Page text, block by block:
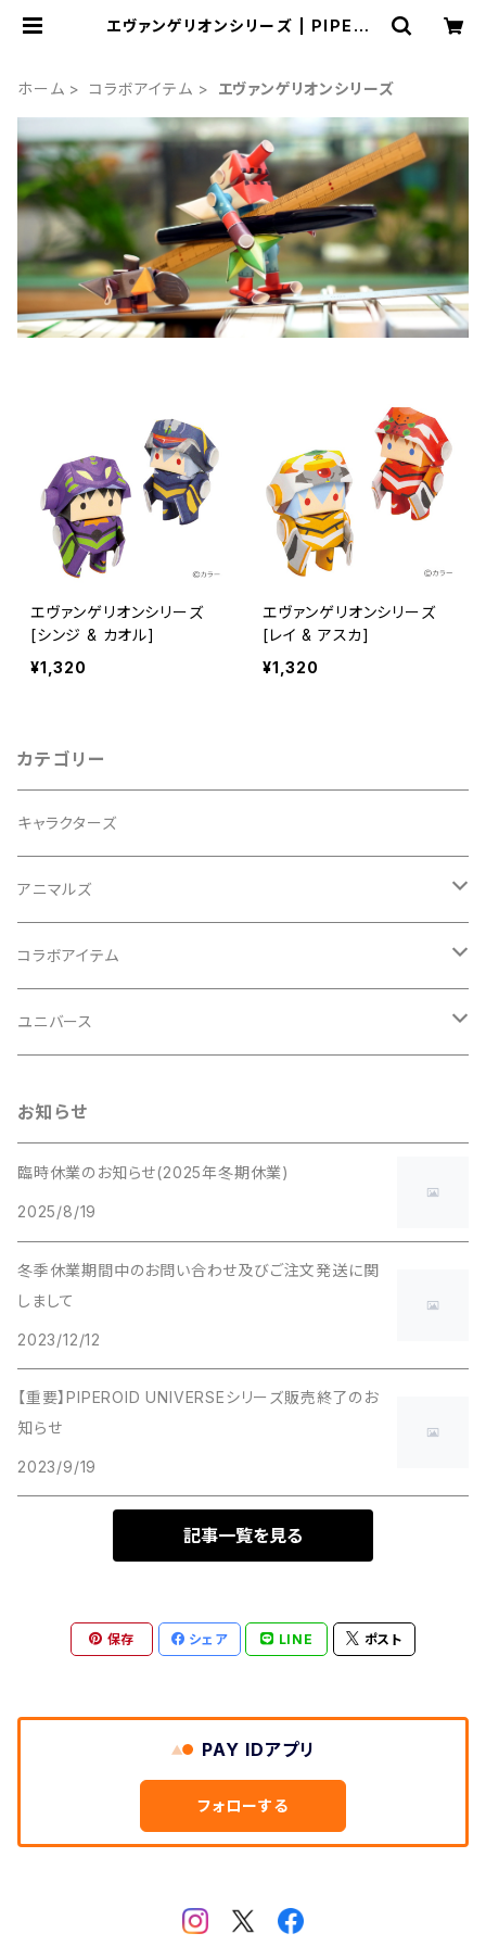
エヴァンゲリオンシリーズ | PIPERO
ホーム コラボアイテム エヴァンゲリオンシリーズ
エヴァンゲリオンシリーズ
[シンジ & カオル]
¥1,320
エヴァンゲリオンシリーズ
[レイ & アスカ]
¥1,320
カテゴリー
キャラクターズ
アニマルズ
イヌシリーズ
ネコシリーズ
コラボアイテム
初音ミクシリーズ
ユニバース
お知らせ
臨時休業のお知らせ(2025年冬期休業)
2025/8/19
冬季休業期間中のお問い合わせ及びご注文発送に関
しまして
2023/12/12
【重要】PIPEROID UNIVERSEシリーズ販売終了のお
知らせ
2023/9/19
記事一覧を見る
保存 シェア LINE ポスト
PAY IDアプリ
フォローする